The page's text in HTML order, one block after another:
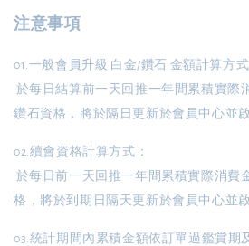
注意事項
01.一般會員升級 白金/鑽石 金額計算方式
於每日結算前一天回推一年間累積實際
鑽石 資格，將於隔日更新於會員中心並
02.續會資格計算方式：
於每日前一天回推一年間累積實際消費
格，將於到期日隔天更新於會員中心並
03.統計期間內累積金額依訂單過鑑賞期